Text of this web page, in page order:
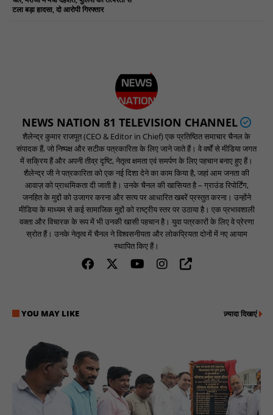
टला बड़ा हादसा, दो आरोपी गिरफ्तार
NEWS NATION 81 TELEVISION CHANNEL
शैलेन्द्र कुमार राजपूत (CEO & Editor in Chief) एक प्रतिष्ठित समाचार चैनल के
संपादक हैं, जो निष्पक्ष और सटीक पत्रकारिता के लिए जाने जाते हैं। वे वर्षों से मीडिया जगत
में सक्रिय हैं और अपनी तीव्र दृष्टि, नेतृत्व क्षमता एवं समर्पण के लिए पहचान बनाए हुए हैं।
शैलेन्द्र जी ने पत्रकारिता को एक नई दिशा देने का काम किया है, जहां आम जनता की
आवाज़ को प्राथमिकता दी जाती है। उनके चैनल की खासियत है – ग्राउंड रिपोर्टिंग,
जनहित के मुद्दों को उजागर करना और सत्य पर आधारित खबरें प्रस्तुत करना। उन्होंने
मीडिया के माध्यम से कई सामाजिक मुद्दों को राष्ट्रीय स्तर पर उठाया है। एक प्रभावशाली
वक्ता और विचारक के रूप में भी उनकी खासी पहचान है। युवा पत्रकारों के लिए वे प्रेरणा
स्रोत हैं। उनके नेतृत्व में चैनल ने विश्वसनीयता और लोकप्रियता दोनों में नए आयाम
स्थापित किए हैं।
YOU MAY LIKE ज़्यादा दिखाएं